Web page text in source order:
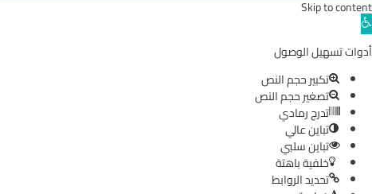
Skip to content
Open
toolbar
أدوات تسهيل الوصول
تكبير حجم النص
تصغير حجم النص
تدرج رمادي
تباين عالي
تباين سلبي
خلفية باهتة
تحديد الروابط